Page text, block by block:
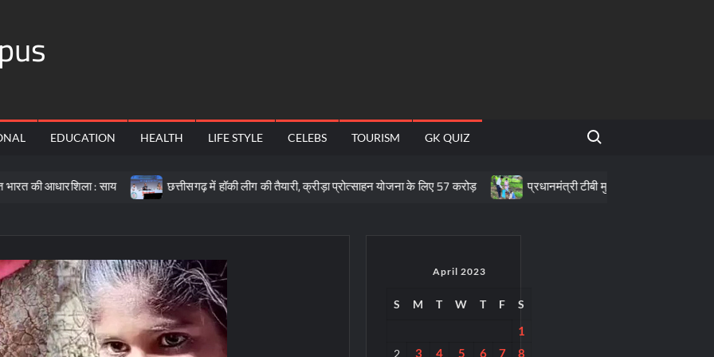
EDUCATION HEALTH LIFE STYLE CELEBS TOURISM GK QUIZ
Search for:
: साय छत्तीसगढ़ में हॉकी लीग की तैयारी, क्रीड़ा प्रोत्साहन योजना के लिए 57 करोड़ प्रधानमंत्री टीबी मुक्त भारत अभियान के तहत पीवीटीजी
April 2023
S M T W T F S
1
2 3 4 5 6 7
8